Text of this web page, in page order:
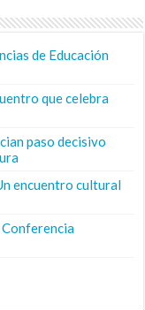
de Educación
que celebra
paso decisivo
encuentro cultural